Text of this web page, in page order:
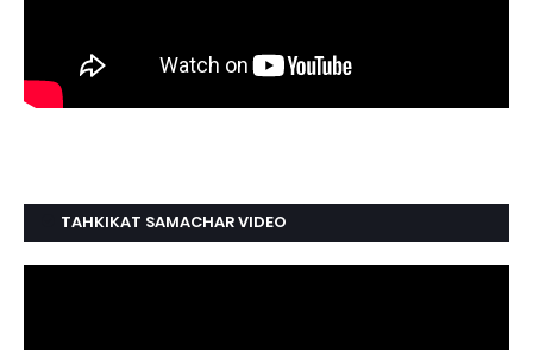
TAHKIKAT SAMACHAR VIDEO